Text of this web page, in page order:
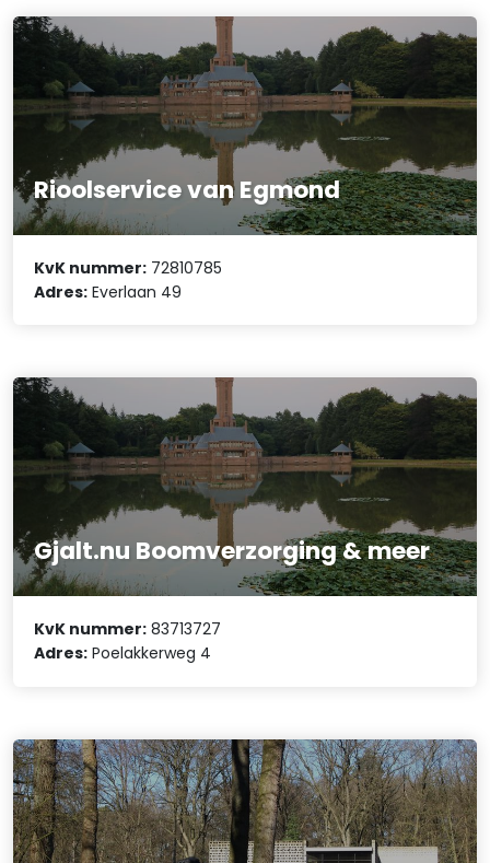
Rioolservice van Egmond
KvK nummer: 72810785
Adres: Everlaan 49
Gjalt.nu Boomverzorging & meer
KvK nummer: 83713727
Adres: Poelakkerweg 4